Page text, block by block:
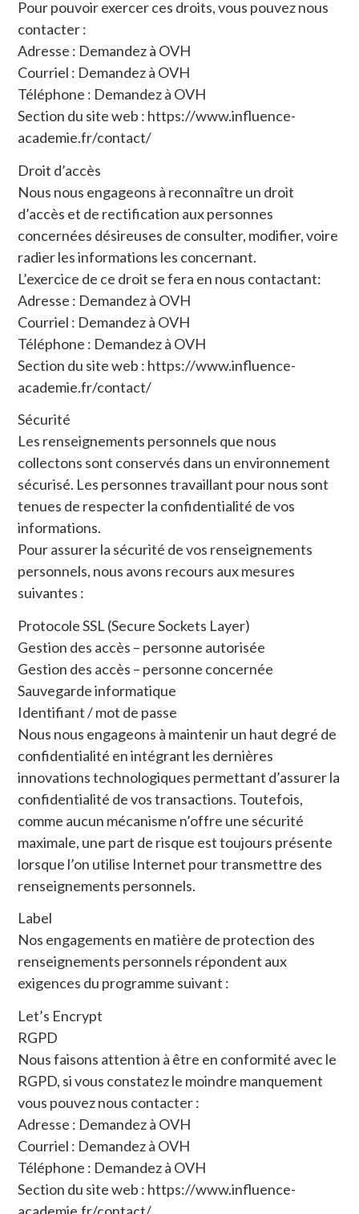
Pour pouvoir exercer ces droits, vous pouvez nous
contacter :
Adresse : Demandez à OVH
Courriel : Demandez à OVH
Téléphone : Demandez à OVH
Section du site web : https://www.influence-
academie.fr/contact/
Droit d’accès
Nous nous engageons à reconnaître un droit
d’accès et de rectification aux personnes
concernées désireuses de consulter, modifier, voire
radier les informations les concernant.
L’exercice de ce droit se fera en nous contactant:
Adresse : Demandez à OVH
Courriel : Demandez à OVH
Téléphone : Demandez à OVH
Section du site web : https://www.influence-
academie.fr/contact/
Sécurité
Les renseignements personnels que nous
collectons sont conservés dans un environnement
sécurisé. Les personnes travaillant pour nous sont
tenues de respecter la confidentialité de vos
informations.
Pour assurer la sécurité de vos renseignements
personnels, nous avons recours aux mesures
suivantes :
Protocole SSL (Secure Sockets Layer)
Gestion des accès – personne autorisée
Gestion des accès – personne concernée
Sauvegarde informatique
Identifiant / mot de passe
Nous nous engageons à maintenir un haut degré de
confidentialité en intégrant les dernières
innovations technologiques permettant d’assurer la
confidentialité de vos transactions. Toutefois,
comme aucun mécanisme n’offre une sécurité
maximale, une part de risque est toujours présente
lorsque l’on utilise Internet pour transmettre des
renseignements personnels.
Label
Nos engagements en matière de protection des
renseignements personnels répondent aux
exigences du programme suivant :
Let’s Encrypt
RGPD
Nous faisons attention à être en conformité avec le
RGPD, si vous constatez le moindre manquement
vous pouvez nous contacter :
Adresse : Demandez à OVH
Courriel : Demandez à OVH
Téléphone : Demandez à OVH
Section du site web : https://www.influence-
academie.fr/contact/